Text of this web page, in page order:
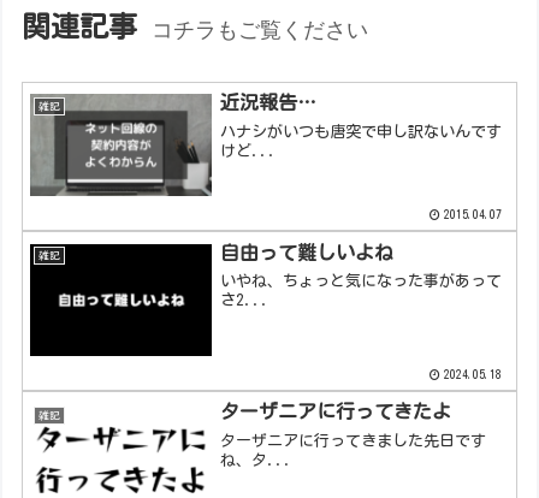
関連記事 コチラもご覧ください
雑記 近況報告…
ハナシがいつも唐突で申し訳ないんです
けど...
2015.04.07
雑記 自由って難しいよね
いやね、ちょっと気になった事があって
さ2...
2024.05.18
雑記 ターザニアに行ってきたよ
ターザニアに行ってきました先日です
ね、タ...